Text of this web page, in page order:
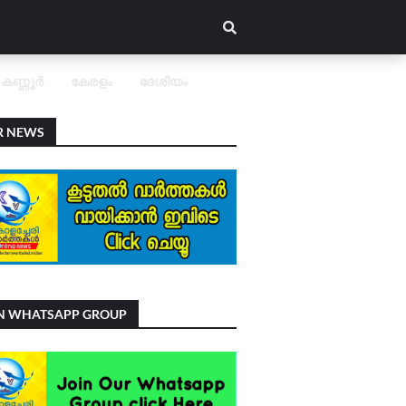
കണ്ണൂർ കേരളം ദേശീയം
NEWS
WHATSAPP GROUP